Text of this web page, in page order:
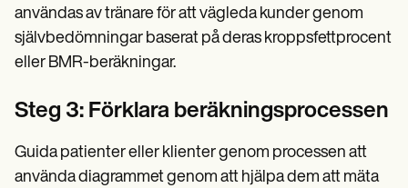
användas av tränare för att vägleda kunder genom
självbedömningar baserat på deras kroppsfettprocent
eller BMR-beräkningar.
Steg 3: Förklara beräkningsprocessen
Guida patienter eller klienter genom processen att
använda diagrammet genom att hjälpa dem att mäta